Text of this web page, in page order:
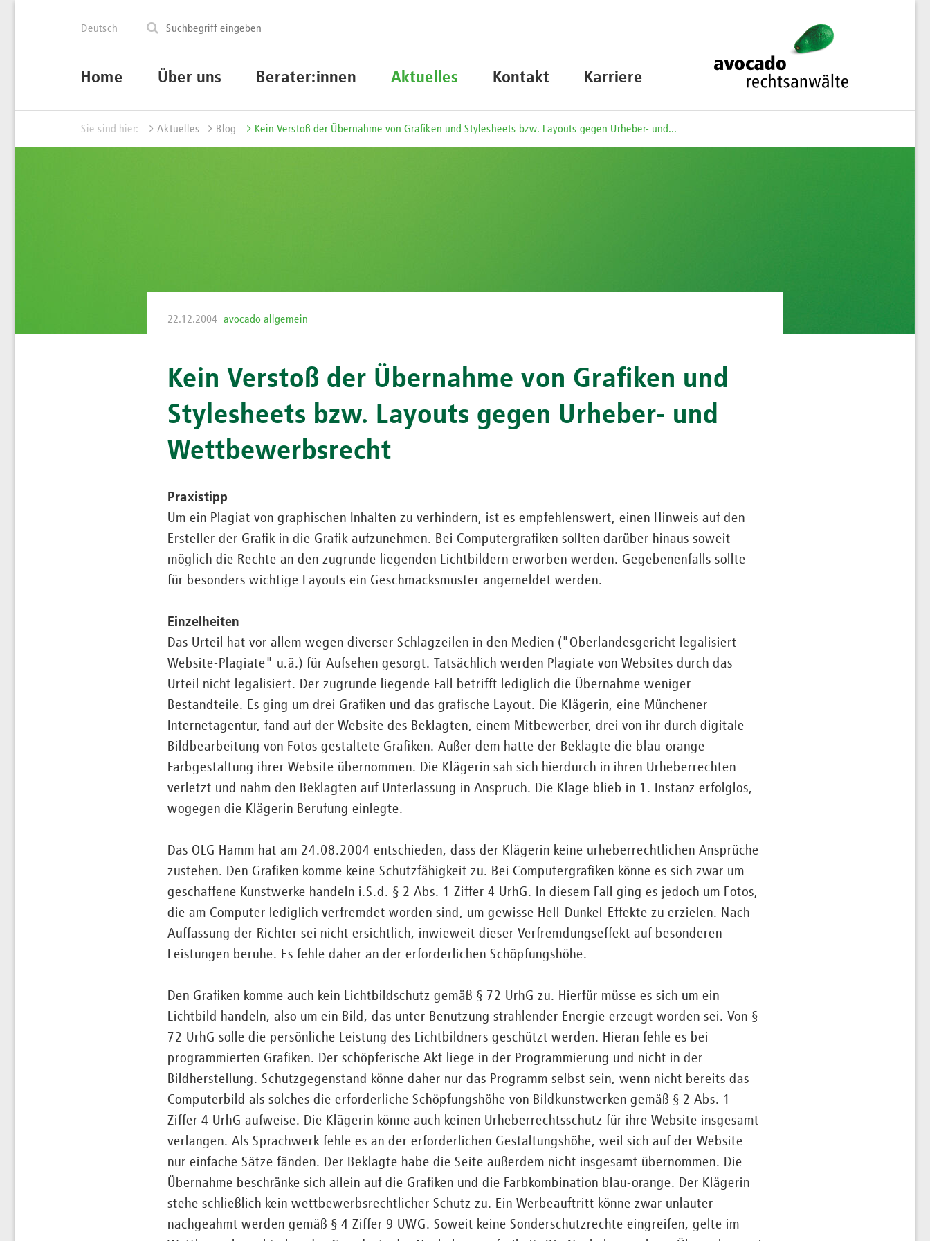
Deutsch
Home Über uns Berater:innen Aktuelles Kontakt Karriere
Sie sind hier: Aktuelles Blog Kein Verstoß der Übernahme von Grafiken und Stylesheets bzw. Layouts gegen Urheber- und...
22.12.2004 avocado allgemein
Kein Verstoß der Übernahme von Grafiken und
Stylesheets bzw. Layouts gegen Urheber- und
Wettbewerbsrecht
Praxistipp
Um ein Plagiat von graphischen Inhalten zu verhindern, ist es empfehlenswert, einen Hinweis auf den
Ersteller der Grafik in die Grafik aufzunehmen. Bei Computergrafiken sollten darüber hinaus soweit
möglich die Rechte an den zugrunde liegenden Lichtbildern erworben werden. Gegebenenfalls sollte
für besonders wichtige Layouts ein Geschmacksmuster angemeldet werden.
Einzelheiten
Das Urteil hat vor allem wegen diverser Schlagzeilen in den Medien ("Oberlandesgericht legalisiert
Website-Plagiate" u.ä.) für Aufsehen gesorgt. Tatsächlich werden Plagiate von Websites durch das
Urteil nicht legalisiert. Der zugrunde liegende Fall betrifft lediglich die Übernahme weniger
Bestandteile. Es ging um drei Grafiken und das grafische Layout. Die Klägerin, eine Münchener
Internetagentur, fand auf der Website des Beklagten, einem Mitbewerber, drei von ihr durch digitale
Bildbearbeitung von Fotos gestaltete Grafiken. Außer dem hatte der Beklagte die blau-orange
Farbgestaltung ihrer Website übernommen. Die Klägerin sah sich hierdurch in ihren Urheberrechten
verletzt und nahm den Beklagten auf Unterlassung in Anspruch. Die Klage blieb in 1. Instanz erfolglos,
wogegen die Klägerin Berufung einlegte.
Das OLG Hamm hat am 24.08.2004 entschieden, dass der Klägerin keine urheberrechtlichen Ansprüche
zustehen. Den Grafiken komme keine Schutzfähigkeit zu. Bei Computergrafiken könne es sich zwar um
geschaffene Kunstwerke handeln i.S.d. § 2 Abs. 1 Ziffer 4 UrhG. In diesem Fall ging es jedoch um Fotos,
die am Computer lediglich verfremdet worden sind, um gewisse Hell-Dunkel-Effekte zu erzielen. Nach
Auffassung der Richter sei nicht ersichtlich, inwieweit dieser Verfremdungseffekt auf besonderen
Leistungen beruhe. Es fehle daher an der erforderlichen Schöpfungshöhe.
Den Grafiken komme auch kein Lichtbildschutz gemäß § 72 UrhG zu. Hierfür müsse es sich um ein
Lichtbild handeln, also um ein Bild, das unter Benutzung strahlender Energie erzeugt worden sei. Von §
72 UrhG solle die persönliche Leistung des Lichtbildners geschützt werden. Hieran fehle es bei
programmierten Grafiken. Der schöpferische Akt liege in der Programmierung und nicht in der
Bildherstellung. Schutzgegenstand könne daher nur das Programm selbst sein, wenn nicht bereits das
Computerbild als solches die erforderliche Schöpfungshöhe von Bildkunstwerken gemäß § 2 Abs. 1
Ziffer 4 UrhG aufweise. Die Klägerin könne auch keinen Urheberrechtsschutz für ihre Website insgesamt
verlangen. Als Sprachwerk fehle es an der erforderlichen Gestaltungshöhe, weil sich auf der Website
nur einfache Sätze fänden. Der Beklagte habe die Seite außerdem nicht insgesamt übernommen. Die
Übernahme beschränke sich allein auf die Grafiken und die Farbkombination blau-orange. Der Klägerin
stehe schließlich kein wettbewerbsrechtlicher Schutz zu. Ein Werbeauftritt könne zwar unlauter
nachgeahmt werden gemäß § 4 Ziffer 9 UWG. Soweit keine Sonderschutzrechte eingreifen, gelte im